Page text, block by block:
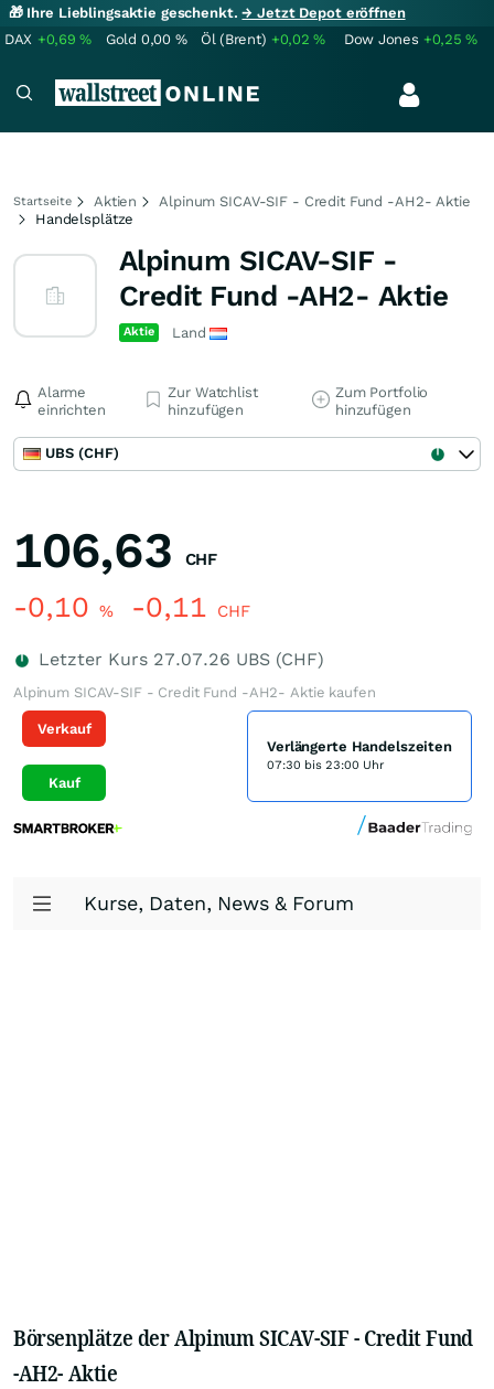
🎁 Ihre Lieblingsaktie geschenkt.→ Jetzt Depot eröffnen
DAX +0,69% Gold 0,00 % Öl (Brent) +0,02% Dow Jones +0,25%
Startseite Aktien
Alpinum SICAV-SIF - Credit Fund -AH2- Aktie
Handelsplätze
Alpinum SICAV-SIF -
Credit Fund -AH2- Aktie
Aktie Land
Alarme
einrichten
Zur Watchlist
hinzufügen
Zum Portfolio
hinzufügen
UBS (CHF)
106,63 CHF
-0,10 % -0,11 CHF
Letzter Kurs 27.07.26 UBS (CHF)
Alpinum SICAV-SIF - Credit Fund -AH2- Aktie kaufen
Verkauf
Kauf
Verlängerte Handelszeiten
07:30 bis 23:00 Uhr
Kurse, Daten, News & Forum
Börsenplätze der Alpinum SICAV-SIF - Credit Fund
-AH2- Aktie